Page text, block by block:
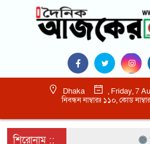
Dhaka
, Friday, 7
নিবন্ধন নাম্বারঃ ১১০, কোড
শিরোনাম ::